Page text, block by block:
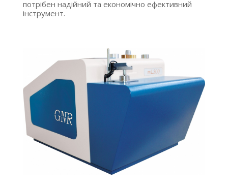
потрібен надійний та економічно ефективний
інструмент.